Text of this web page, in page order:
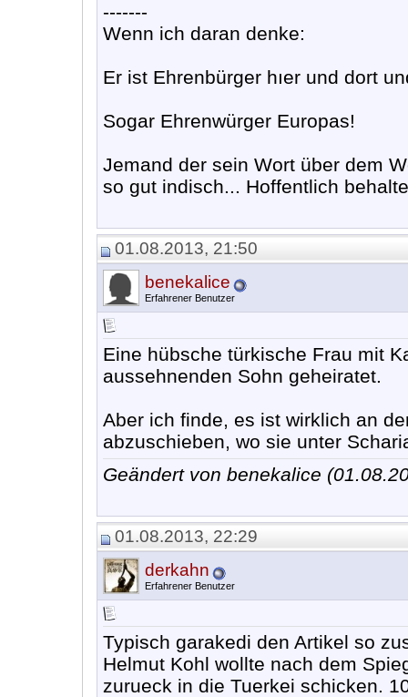
-------
Wenn ich daran denke:
Er ist Ehrenbürger hıer und dort
Sogar Ehrenwürger Europas!
Jemand der sein Wort über dem
so gut indisch... Hoffentlich
01.08.2013, 21:50
benekalice
Erfahrener Benutzer
Eine hübsche türkische Frau mit
aussehnenden Sohn geheiratet.
Aber ich finde, es ist wirklich an
abzuschieben, wo sie unter
Geändert von benekalice
01.08.2013, 22:29
derkahn
Erfahrener Benutzer
Typisch garakedi den Artikel so
Helmut Kohl wollte nach dem
zurueck in die Tuerkei schicken.